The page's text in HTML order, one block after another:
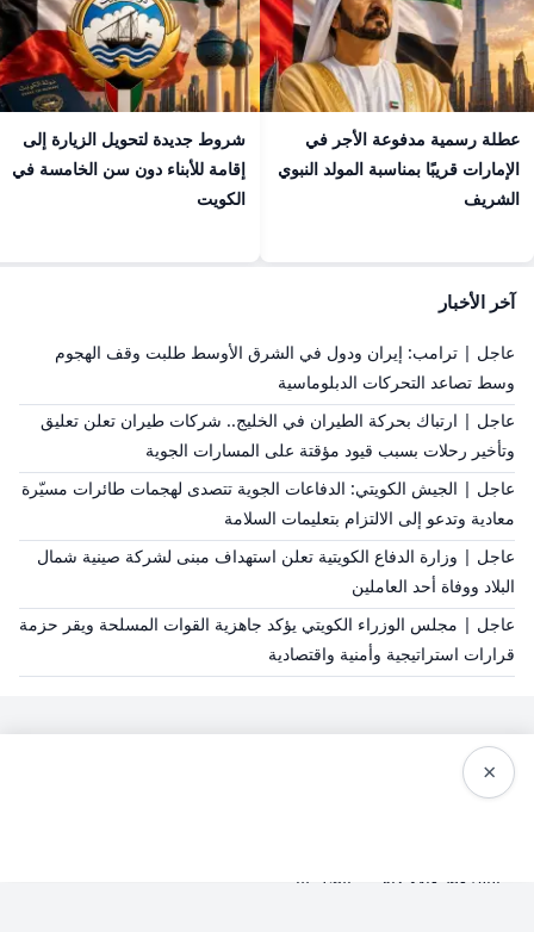
عطلة رسمية مدفوعة الأجر في
الإمارات قريبًا بمناسبة المولد النبوي
الشريف
شروط جديدة لتحويل الزيارة إلى
إقامة للأبناء دون سن الخامسة في
الكويت
آخر الأخبار
عاجل | ترامب: إيران ودول في الشرق الأوسط طلبت وقف الهجوم
وسط تصاعد التحركات الدبلوماسية
عاجل | ارتباك بحركة الطيران في الخليج.. شركات طيران تعلن تعليق
وتأخير رحلات بسبب قيود مؤقتة على المسارات الجوية
عاجل | الجيش الكويتي: الدفاعات الجوية تتصدى لهجمات طائرات مسيّرة
معادية وتدعو إلى الالتزام بتعليمات السلامة
عاجل | وزارة الدفاع الكويتية تعلن استهداف مبنى لشركة صينية شمال
البلاد ووفاة أحد العاملين
عاجل | مجلس الوزراء الكويتي يؤكد جاهزية القوات المسلحة ويقر حزمة
قرارات استراتيجية وأمنية واقتصادية
×
الشروط والاحكام اتصل بنا